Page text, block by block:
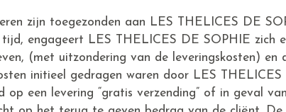
zijn toegezonden aan LES THELICES DE
tijd, engageert LES THELICES DE SOPHIE zich
(met uitzondering van de leveringskosten) en
initieel gedragen waren door LES
op een levering “gratis verzending” of in geval